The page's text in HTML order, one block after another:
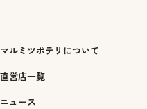
マルミツポテリについて
直営店一覧
ニュース